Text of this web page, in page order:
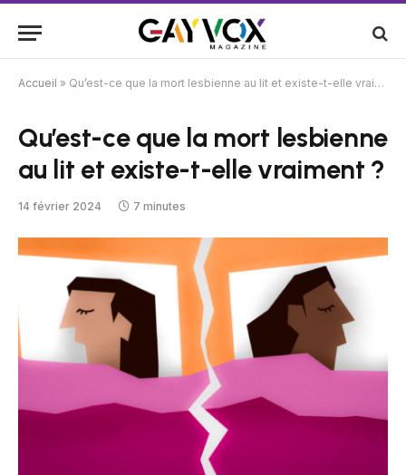
Accueil » Qu’est-ce que la mort lesbienne au lit et existe-t-elle vraiment ?
Qu’est-ce que la mort lesbienne
au lit et existe-t-elle vraiment ?
14 février 2024 7 minutes